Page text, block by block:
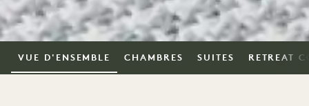
VUE D'ENSEMBLE CHAMBRES SUITES RETREAT